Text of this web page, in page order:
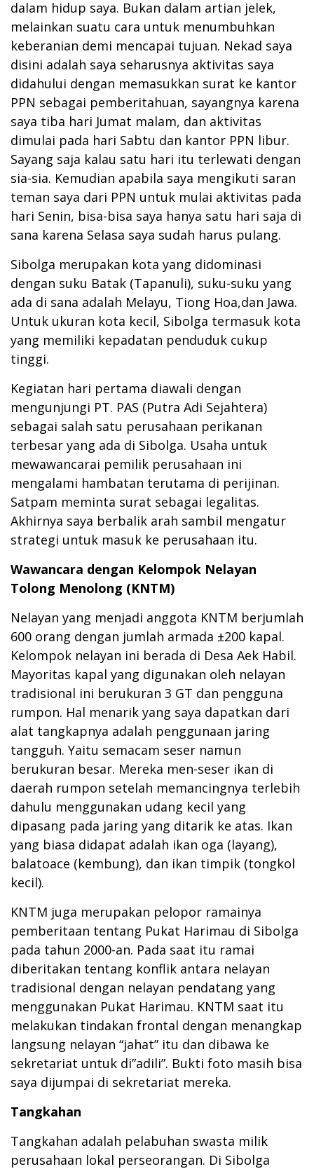
dalam hidup saya. Bukan dalam artian jelek,
melainkan suatu cara untuk menumbuhkan
keberanian demi mencapai tujuan. Nekad saya
disini adalah saya seharusnya aktivitas saya
didahului dengan memasukkan surat ke kantor
PPN sebagai pemberitahuan, sayangnya karena
saya tiba hari Jumat malam, dan aktivitas
dimulai pada hari Sabtu dan kantor PPN libur.
Sayang saja kalau satu hari itu terlewati dengan
sia-sia. Kemudian apabila saya mengikuti saran
teman saya dari PPN untuk mulai aktivitas pada
hari Senin, bisa-bisa saya hanya satu hari saja di
sana karena Selasa saya sudah harus pulang.
Sibolga merupakan kota yang didominasi
dengan suku Batak (Tapanuli), suku-suku yang
ada di sana adalah Melayu, Tiong Hoa,dan Jawa.
Untuk ukuran kota kecil, Sibolga termasuk kota
yang memiliki kepadatan penduduk cukup
tinggi.
Kegiatan hari pertama diawali dengan
mengunjungi PT. PAS (Putra Adi Sejahtera)
sebagai salah satu perusahaan perikanan
terbesar yang ada di Sibolga. Usaha untuk
mewawancarai pemilik perusahaan ini
mengalami hambatan terutama di perijinan.
Satpam meminta surat sebagai legalitas.
Akhirnya saya berbalik arah sambil mengatur
strategi untuk masuk ke perusahaan itu.
Wawancara dengan Kelompok Nelayan
Tolong Menolong (KNTM)
Nelayan yang menjadi anggota KNTM berjumlah
600 orang dengan jumlah armada ±200 kapal.
Kelompok nelayan ini berada di Desa Aek Habil.
Mayoritas kapal yang digunakan oleh nelayan
tradisional ini berukuran 3 GT dan pengguna
rumpon. Hal menarik yang saya dapatkan dari
alat tangkapnya adalah penggunaan jaring
tangguh. Yaitu semacam seser namun
berukuran besar. Mereka men-seser ikan di
daerah rumpon setelah memancingnya terlebih
dahulu menggunakan udang kecil yang
dipasang pada jaring yang ditarik ke atas. Ikan
yang biasa didapat adalah ikan oga (layang),
balatoace (kembung), dan ikan timpik (tongkol
kecil).
KNTM juga merupakan pelopor ramainya
pemberitaan tentang Pukat Harimau di Sibolga
pada tahun 2000-an. Pada saat itu ramai
diberitakan tentang konflik antara nelayan
tradisional dengan nelayan pendatang yang
menggunakan Pukat Harimau. KNTM saat itu
melakukan tindakan frontal dengan menangkap
langsung nelayan “jahat” itu dan dibawa ke
sekretariat untuk di”adili”. Bukti foto masih bisa
saya dijumpai di sekretariat mereka.
Tangkahan
Tangkahan adalah pelabuhan swasta milik
perusahaan lokal perseorangan. Di Sibolga